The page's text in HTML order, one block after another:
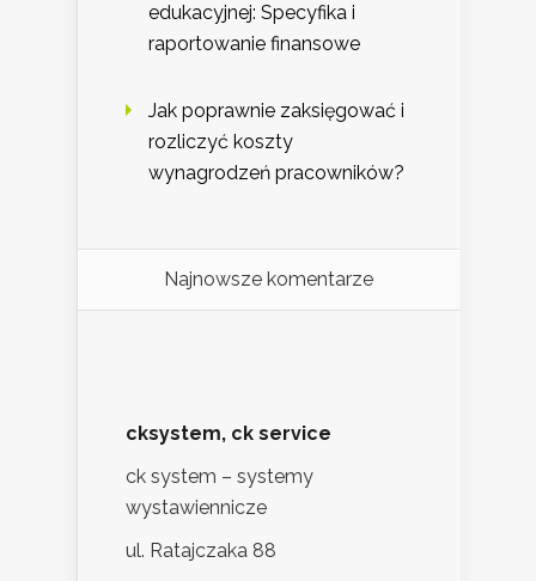
edukacyjnej: Specyfika i
raportowanie finansowe
Jak poprawnie zaksięgować i
rozliczyć koszty
wynagrodzeń pracowników?
Najnowsze komentarze
cksystem, ck service
ck system – systemy
wystawiennicze
ul. Ratajczaka 88